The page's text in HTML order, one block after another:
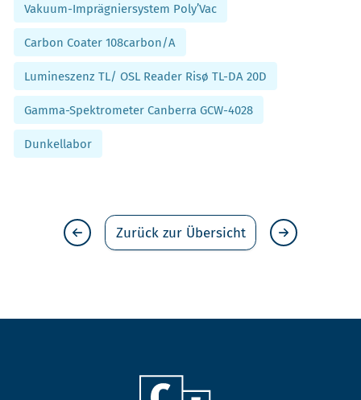
Vakuum-Imprägniersystem Poly’Vac
Carbon Coater 108carbon/A
Lumineszenz TL/ OSL Reader Risø TL-DA 20D
Gamma-Spektrometer Canberra GCW-4028
Dunkellabor
Zurück zur Übersicht